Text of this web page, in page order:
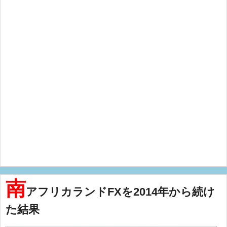
南アフリカランドFXを2014年から続け
た結果